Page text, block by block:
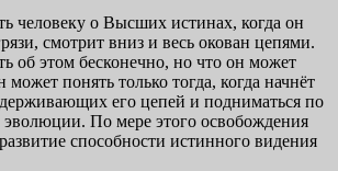
человеку о Высших истинах, когда он
смотрит вниз и весь окован цепями.
об этом бесконечно, но что он может
понять только тогда, когда начнёт
его цепей и подниматься по
эволюции. По мере этого освобождения
способности истинного видения